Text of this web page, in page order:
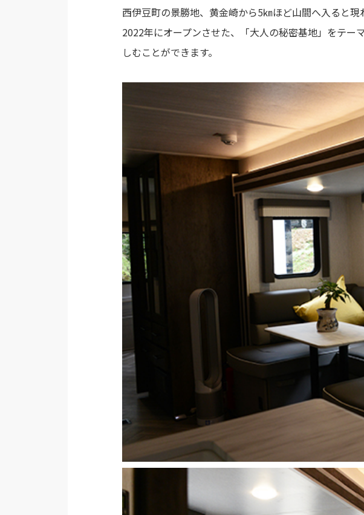
西伊豆町の景勝地、黄金崎から5㎞ほど山間へ入ると
2022年にオープンさせた、「大人の秘密基地」をテー
しむことができます。